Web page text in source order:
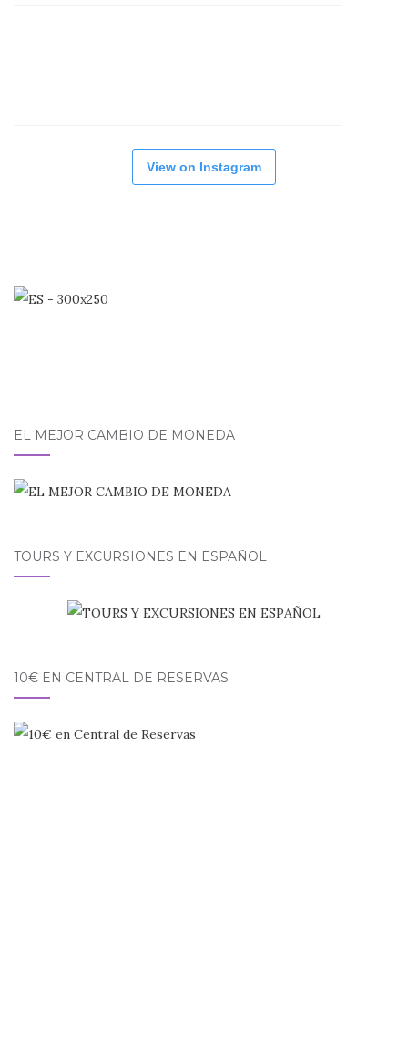
View on Instagram
EL MEJOR CAMBIO DE MONEDA
TOURS Y EXCURSIONES EN ESPAÑOL
10€ EN CENTRAL DE RESERVAS